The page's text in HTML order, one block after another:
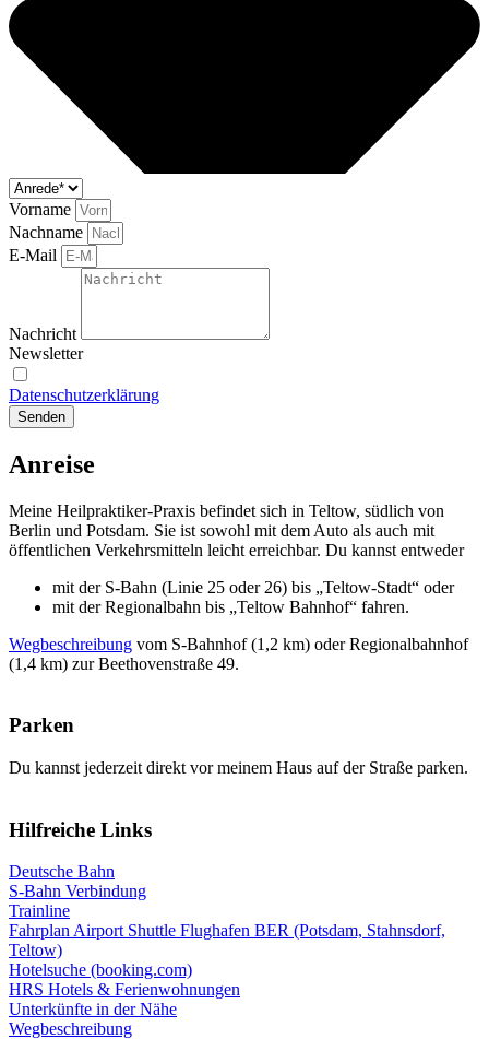
Vorname
Nachname
E-Mail
Nachricht
Newsletter
Datenschutzerklärung
Senden
Anreise
Meine Heilpraktiker-Praxis befindet sich in Teltow, südlich von
Berlin und Potsdam. Sie ist sowohl mit dem Auto als auch mit
öffentlichen Verkehrsmitteln leicht erreichbar. Du kannst entweder
mit der S-Bahn (Linie 25 oder 26) bis „Teltow-Stadt“ oder
mit der Regionalbahn bis „Teltow Bahnhof“ fahren.
Wegbeschreibung vom S-Bahnhof (1,2 km) oder Regionalbahnhof
(1,4 km) zur Beethovenstraße 49.
Parken
Du kannst jederzeit direkt vor meinem Haus auf der Straße parken.
Hilfreiche Links
Deutsche Bahn
S-Bahn Verbindung
Trainline
Fahrplan Airport Shuttle Flughafen BER (Potsdam, Stahnsdorf,
Teltow)
Hotelsuche (booking.com)
HRS Hotels & Ferienwohnungen
Unterkünfte in der Nähe
Wegbeschreibung